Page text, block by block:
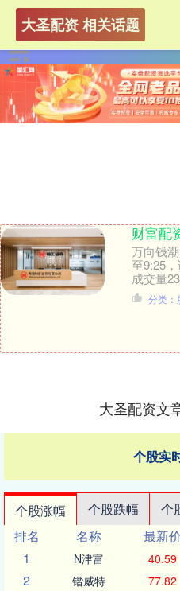
大圣配资 相关话题
财富配
万向钱
至9:25
成交量
连续涨
分类：
大圣配资文
个股实
个股涨幅 个股跌幅 个
排名
名称 最新价
1
N津富 40.59
2 锴威特 77.82